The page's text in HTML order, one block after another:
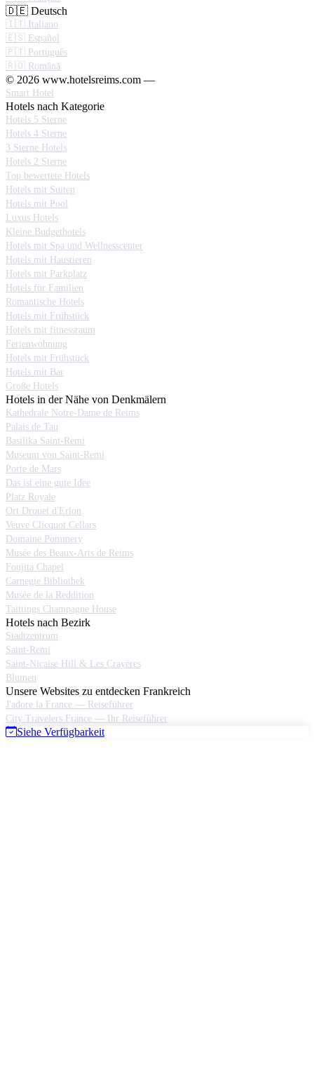
🇩🇪 Deutsch
🇮🇹 Italiano
🇪🇸 Español
🇵🇹 Português
🇷🇴 Română
© 2026 www.hotelsreims.com —
Smart Hotel
Hotels nach Kategorie
Hotels 5 Sterne
Hotels 4 Sterne
3 Sterne Hotels
Hotels 2 Sterne
Top bewertete Hotels
Hotels mit Suiten
Hotels mit Pool
Luxus Hotels
Kleine Budgethotels
Hotels mit Spa und Wellnesscenter
Hotels mit Haustieren
Hotels mit Parkplatz
Hotels für Familien
Romantische Hotels
Hotels mit Frühstück
Hotels mit fitnessraum
Ferienwohnung
Hotels mit Frühstück
Hotels mit Bar
Große Hotels
Hotels in der Nähe von Denkmälern
Kathedrale Notre-Dame de Reims
Palais de Tau
Basilika Saint-Remi
Museum von Saint-Remi
Porte de Mars
Das ist eine gute Idee
Platz Royale
Ort Drouet d'Erlon
Veuve Clicquot Cellars
Domaine Pommery
Musée des Beaux-Arts de Reims
Foujita Chapel
Carnegie Bibliothek
Musée de la Reddition
Taittings Champagne House
Hotels nach Bezirk
Stadtzentrum
Saint-Remi
Saint-Nicaise Hill & Les Crayères
Blumen
Unsere Websites zu entdecken Frankreich
J'adore la France — Reiseführer
City Travelers France — Ihr Reiseführer
Siehe Verfügbarkeit